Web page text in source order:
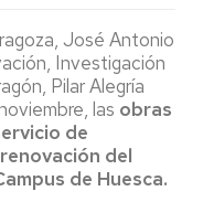
José Antonio
Investigación
Pilar Alegría
las obras
de
del
de Huesca.